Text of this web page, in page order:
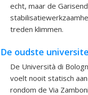
echt, maar de
treden klimmen.
De oudste
De Università di
voelt nooit statisch
rondom de Via